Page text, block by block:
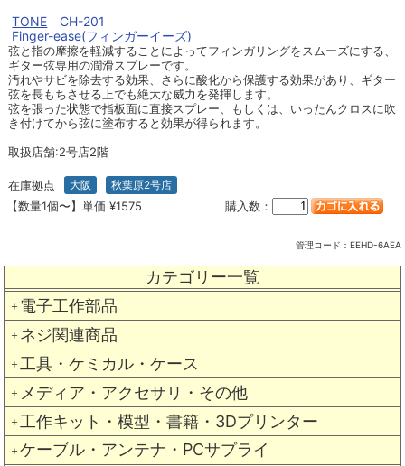
カテゴリー一覧
＋ 電子工作部品
＋ ネジ関連商品
＋ 工具・ケミカル・ケース
＋ メディア・アクセサリ・その他
＋ 工作キット・模型・書籍・3Dプリンター
＋ ケーブル・アンテナ・PCサプライ
TONE CH-201
Finger-ease(フィンガーイーズ)
弦と指の摩擦を軽減することによってフィンガリングをスムーズにする、
ギター弦専用の潤滑スプレーです。
汚れやサビを除去する効果、さらに酸化から保護する効果があり、ギター
弦を長もちさせる上でも絶大な威力を発揮します。
弦を張った状態で指板面に直接スプレー、もしくは、いったんクロスに吹
き付けてから弦に塗布すると効果が得られます。
取扱店舗:2号店2階
在庫拠点 大阪 秋葉原2号店
【数量1個〜】単価 ¥1575 購入数：
管理コード： EEHD-6AEA